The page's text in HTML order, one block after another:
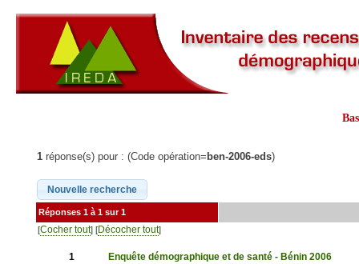
1 réponse(s) pour : (Code opération= ben-2006-eds)
Réponses 1 à 1 sur 1
[Cocher tout] [Décocher tout]
1
Enquête démographique et de santé - Bénin 2006